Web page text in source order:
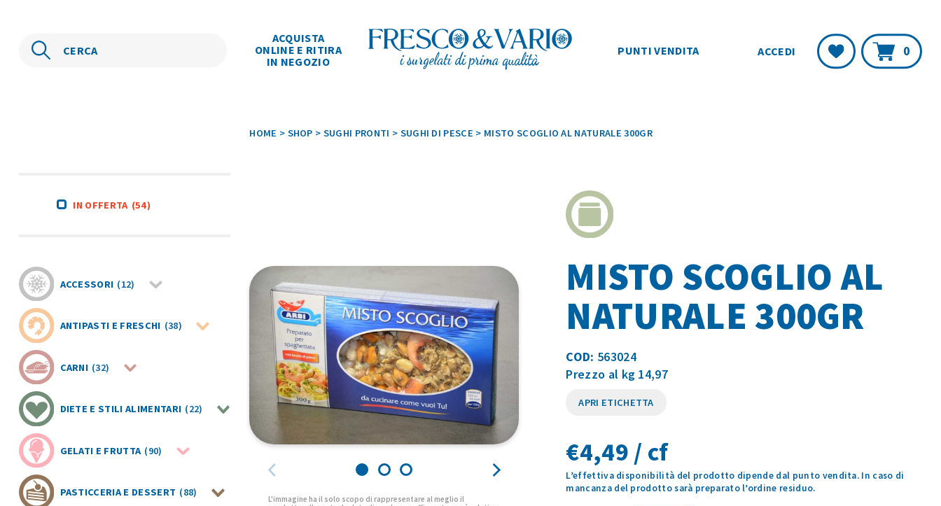
ACQUISTA
ONLINE E RITIRA
IN NEGOZIO
PUNTI VENDITA ACCEDI
Lista
0
HOME > SHOP > SUGHI PRONTI > SUGHI DI PESCE > MISTO SCOGLIO AL NATURALE 300GR
IN OFFERTA (54)
ACCESSORI (12)
ANTIPASTI E FRESCHI (38)
CARNI (32)
DIETE E STILI ALIMENTARI (22)
GELATI E FRUTTA (90)
PASTICCERIA E DESSERT (88)
MISTO SCOGLIO AL
NATURALE 300GR
COD: 563024
Prezzo al kg 14,97
APRI ETICHETTA
€4,49 / cf
L’effettiva disponibilità del prodotto dipende dal punto vendita. In caso di
mancanza del prodotto sarà preparato l’ordine residuo.